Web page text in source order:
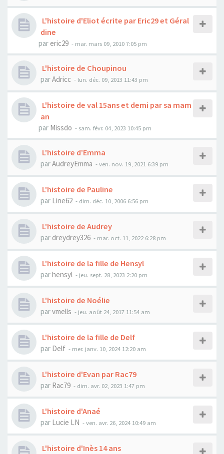
L'histoire d'Eliot écrite par Eric29 et Géral
dine
par eric29 - mar. mars 09, 2010 7:05 pm
L'histoire de Choupinou
parAdricc - lun. déc. 09, 2013 11:43 pm
L'histoire de val 15ans et demi par sa mam
an
par Missdo - sam. févr. 04, 2023 10:45 pm
L'histoire d’Emma
parAudreyEmma - ven. nov. 19, 2021 6:39 pm
L'histoire de Pauline
par Line62 - dim. déc. 10, 2006 6:56 pm
L'histoire de Audrey
par dreydrey326 - mar. oct. 11, 2022 6:28 pm
L'histoire de la fille de Hensyl
parhensyl - jeu. sept. 28, 2023 2:20 pm
L'histoire de Noélie
parvmells - jeu. août 24, 2017 11:54 am
L'histoire de la fille de Delf
par Delf - mer. janv. 10, 2024 12:20 am
L'histoire d'Evan par Rac79
par Rac79 - dim. avr. 02, 2023 1:47 pm
L'histoire d'Anaé
par Lucie LN - ven. avr. 26, 2024 10:49 am
L'histoire d'Inès 14 ans